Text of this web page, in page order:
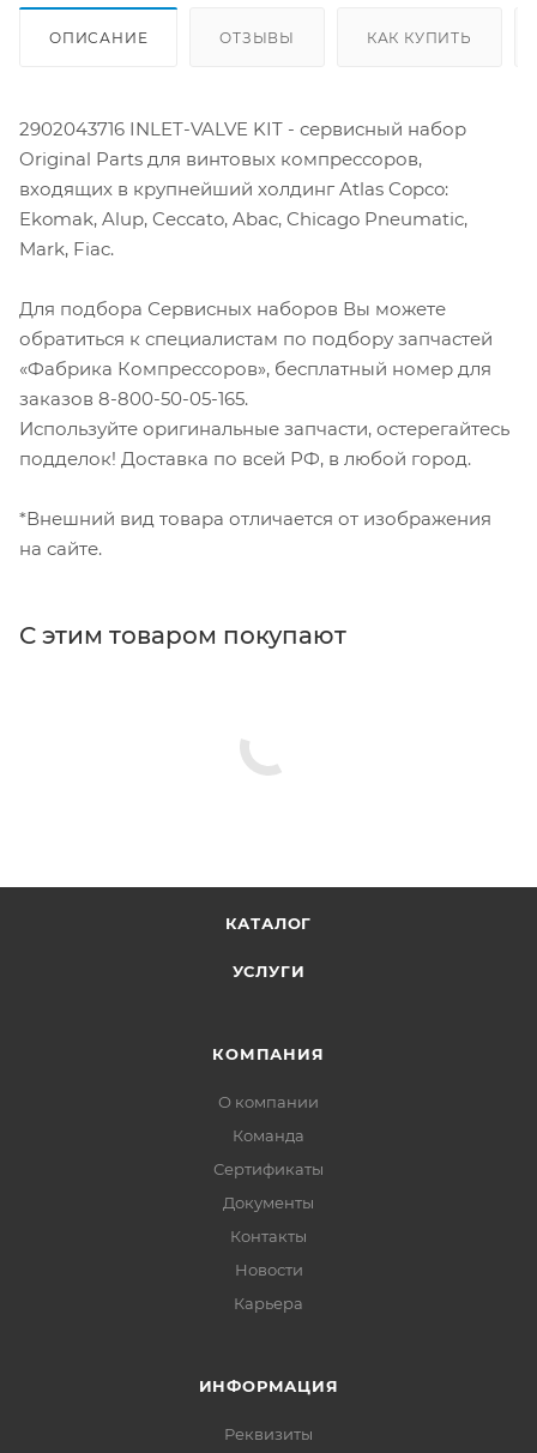
ОПИСАНИЕ ОТЗЫВЫ КАК КУПИТЬ
2902043716 INLET-VALVE KIT - сервисный набор
Original Parts для винтовых компрессоров,
входящих в крупнейший холдинг Atlas Copco:
Ekomak, Alup, Ceccato, Abac, Chicago Pneumatic,
Mark, Fiac.
Для подбора Сервисных наборов Вы можете
обратиться к специалистам по подбору запчастей
«Фабрика Компрессоров», бесплатный номер для
заказов 8-800-50-05-165.
Используйте оригинальные запчасти, остерегайтесь
подделок! Доставка по всей РФ, в любой город.
*Внешний вид товара отличается от изображения
на сайте.
С этим товаром покупают
КАТАЛОГ
УСЛУГИ
КОМПАНИЯ
О компании
Команда
Сертификаты
Документы
Контакты
Новости
Карьера
ИНФОРМАЦИЯ
Реквизиты